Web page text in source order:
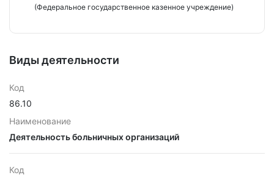
(Федеральное государственное казенное учреждение)
Виды деятельности
Код
86.10
Наименование
Деятельность больничных организаций
Код